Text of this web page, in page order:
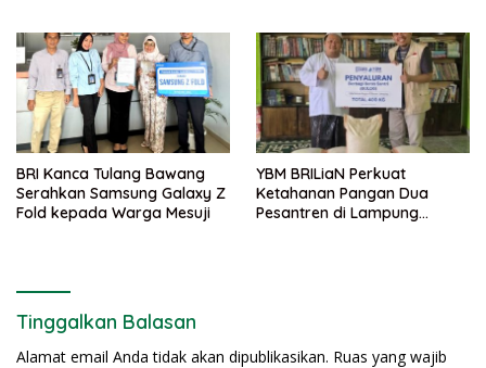
BRI Kanca Tulang Bawang
Serahkan Samsung Galaxy Z
Fold kepada Warga Mesuji
YBM BRILiaN Perkuat
Ketahanan Pangan Dua
Pesantren di Lampung
Tinggalkan Balasan
Alamat email Anda tidak akan dipublikasikan. Ruas yang wajib